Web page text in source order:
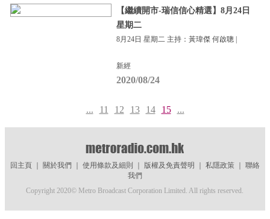
【繼續開市-瑞信信心精選】8月24日
星期二
8月24日 星期二 主持：黃瑋傑 何啟聰 |
新經
2020/08/24
... 11 12 13 14 15 ...
回主頁｜ 關於我們 使用條款及細則 版權及免責聲明 私隱政策｜ 聯絡
我們
Copyright 2020© Metro Broadcast Corporation Limited. All rights reserved.